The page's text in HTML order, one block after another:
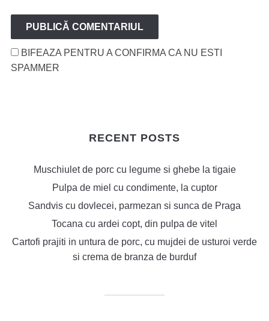
BIFEAZA PENTRU A CONFIRMA CA NU ESTI
SPAMMER
RECENT POSTS
Muschiulet de porc cu legume si ghebe la tigaie
Pulpa de miel cu condimente, la cuptor
Sandvis cu dovlecei, parmezan si sunca de Praga
Tocana cu ardei copt, din pulpa de vitel
Cartofi prajiti in untura de porc, cu mujdei de usturoi verde
si crema de branza de burduf